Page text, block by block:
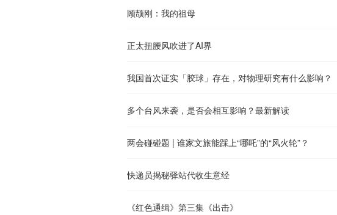
顾颉刚：我的祖母
正太扭腰风吹进了AI界
我国首次证实「胶球」存在，对物理研究有什么影响？
多个台风来袭，是否会相互影响？最新解读
两会碰碰题 | 谁家文旅能踩上“哪吒”的“风火轮”？
快递员揭秘驿站代收生意经
《红色通缉》第三集《出击》